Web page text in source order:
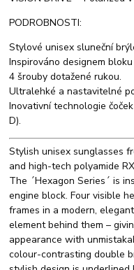
PODROBNOSTI:
Stylové unisex sluneční
Inspirováno designem
4 šrouby dotažené rukou.
Ultralehké a nastavitelné
Inovativní technologie
D).
Stylish unisex sunglasses
and high-tech polyamide
The ´Hexagon Series´ is
engine block. Four visible
frames in a modern,
element behind them –
appearance with
colour-contrasting double